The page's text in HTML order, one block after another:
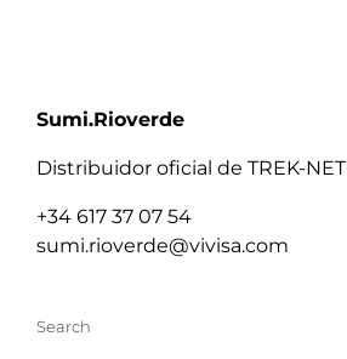
Sumi.Rioverde
Distribuidor oficial de TREK-NET
+34 617 37 07 54
sumi.rioverde@vivisa.com
Search